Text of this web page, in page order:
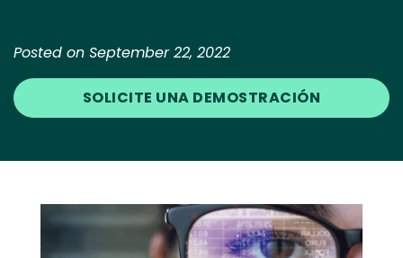
Posted on September 22, 2022
SOLICITE UNA DEMOSTRACIÓN
Image